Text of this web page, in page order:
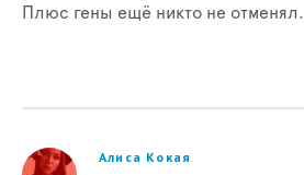
Плюс гены ещё никто не отменял.
Алиса Кокая